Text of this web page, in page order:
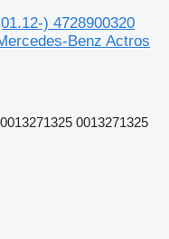
) 4728900320
Benz Actros
0013271325